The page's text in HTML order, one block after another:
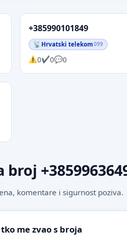
+385990101849
Hrvatski telekom099
0 0 0
komentare i sigurnost poziva.
me zvao s broja